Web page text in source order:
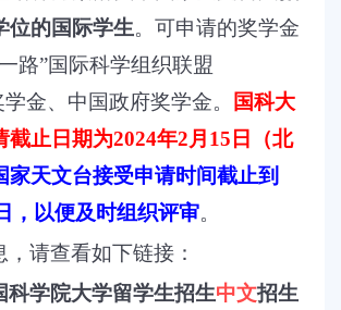
位的国际学生。可申请的奖学金
路”国际科学组织联盟
学金、中国政府奖学金。
国科大
截止日期为2024年2月15日（北
家天文台接受申请时间截止到
，以便及时组织评审。
，请查看如下链接：
科学院大学留学生招生中文招生